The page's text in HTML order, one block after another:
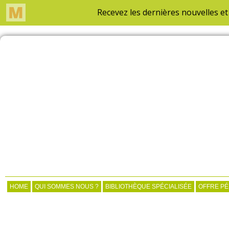
HOME QUI SOMMES NOUS ? BIBLIOTHÈQUE SPÉCIALISÉE OFFRE